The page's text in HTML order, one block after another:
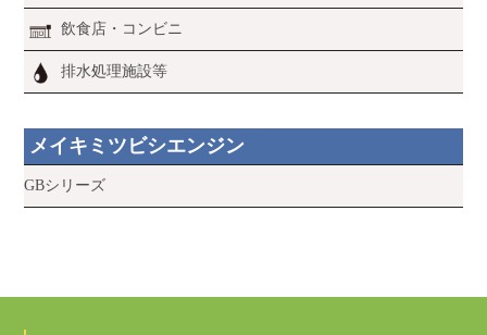
飲食店・コンビニ
排水処理施設等
メイキミツビシエンジン
GBシリーズ